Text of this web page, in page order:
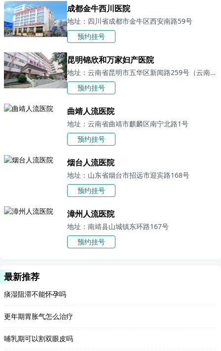
成都金牛西川医院
地址：四川省成都市金牛区西安南路59号
预约挂号
昆明锦欣和万家妇产医院
地址：云南省昆明市五华区新闻路259号（云南日报社旁）「昆明妇科医院」
预约挂号
曲靖人流医院
地址：云南省曲靖市麒麟区南宁北路1号
预约挂号
烟台人流医院
地址：山东省烟台市招远市迎宾路168号
预约挂号
漳州人流医院
地址：南靖县山城镇东环路167号
预约挂号
最新推荐
痰湿阻滞不能怀孕吗
更年期胃胀气怎么治疗
哺乳期可以割双眼皮吗